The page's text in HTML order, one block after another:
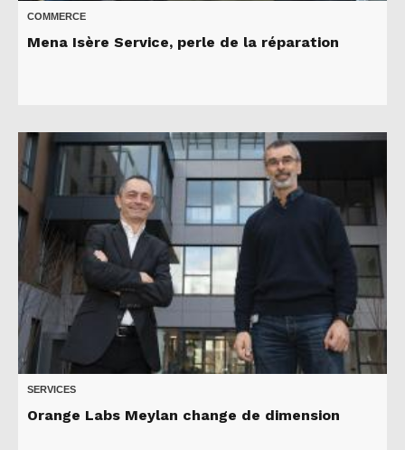
COMMERCE
Mena Isère Service, perle de la réparation
SERVICES
Orange Labs Meylan change de dimension